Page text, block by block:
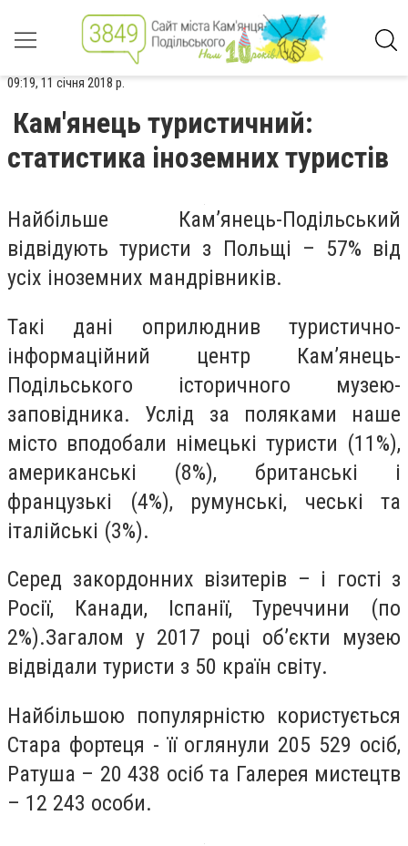
09:19, 11 січня 2018 р.
Кам'янець туристичний:
статистика іноземних туристів
Найбільше Кам’янець-Подільський
відвідують туристи з Польщі – 57% від
усіх іноземних мандрівників.
Такі дані оприлюднив туристично-
інформаційний центр Кам’янець-
Подільського історичного музею-
заповідника. Услід за поляками наше
місто вподобали німецькі туристи (11%),
американські (8%), британські і
французькі (4%), румунські, чеські та
італійські (3%).
Серед закордонних візитерів – і гості з
Росії, Канади, Іспанії, Туреччини (по
2%).Загалом у 2017 році об’єкти музею
відвідали туристи з 50 країн світу.
Найбільшою популярністю користується
Стара фортеця - її оглянули 205 529 осіб,
Ратуша – 20 438 осіб та Галерея мистецтв
– 12 243 особи.